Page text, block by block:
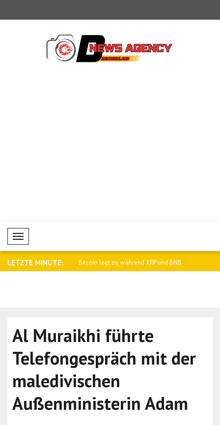
Mobil Menü
LETZTE MINUTE:
Außenminister A.. Bitcoin legt zu, während XRP und BNB
Al Muraikhi führte
Telefongespräch mit der
maledivischen
Außenministerin Adam